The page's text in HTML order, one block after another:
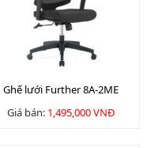
Ghế lưới Further 8A-2ME
Giá bán: 1,495,000 VNĐ